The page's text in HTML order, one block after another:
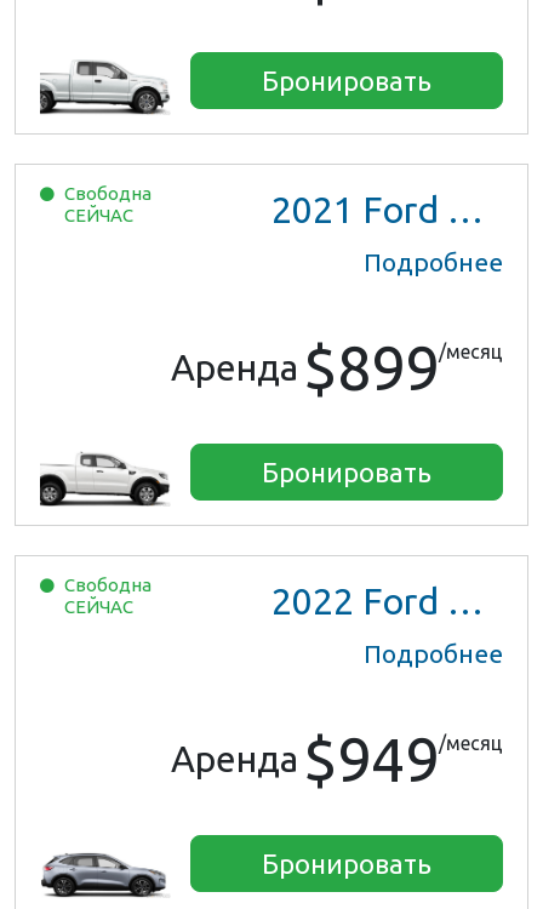
Бронировать
Свободна
СЕЙЧАС
2021 Ford Ranger XL Ext Cab
Подробнее
Аренда $899/месяц
Бронировать
Свободна
СЕЙЧАС
2022 Ford Escape SE Hybrid
Подробнее
Аренда $949/месяц
Бронировать